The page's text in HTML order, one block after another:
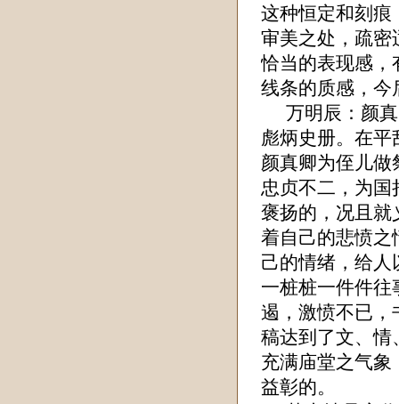
这种恒定和刻痕
审美之处，疏密
恰当的表现感，
线条的质感，今
万明辰 ：颜
彪炳史册。在
颜真卿为侄儿做
忠贞不二，为国
褒扬的，况且就
着自己的悲愤之
己的情绪，给人
一桩桩一件件往
遏，激愤不已，
稿达到了文、情
充满庙堂之气象
益彰的。